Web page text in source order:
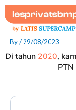
Skip
to
content
By/ 29/08/2023
Di tahun 2020,